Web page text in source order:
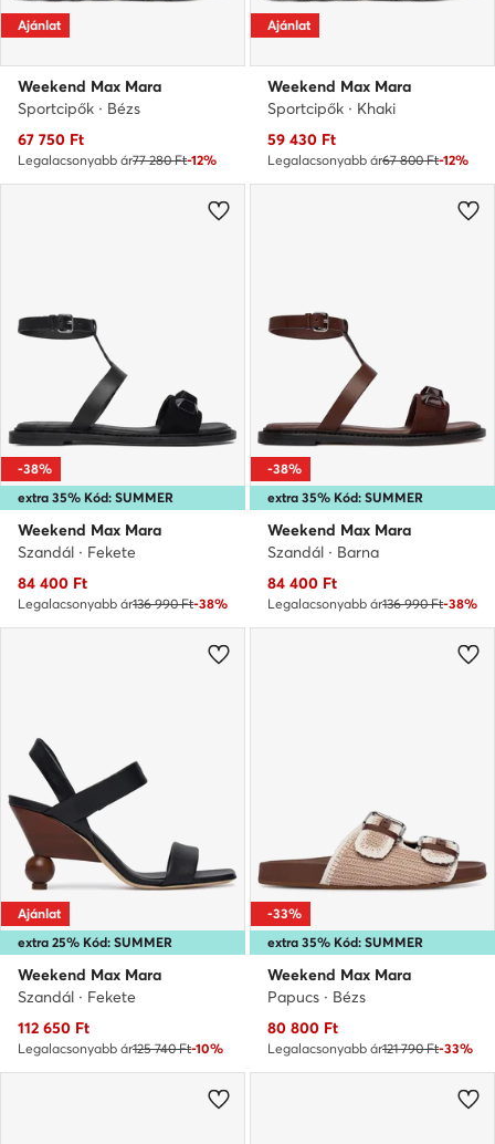
Ajánlat
Weekend Max Mara
Sportcipők · Bézs
Aktuális ár
67 750 Ft
Legalacsonyabb ár77 280 Ft-12%
Ajánlat
Weekend Max Mara
Sportcipők · Khaki
Aktuális ár
59 430 Ft
Legalacsonyabb ár67 800 Ft-12%
extra 35% Kód: SUMMER
-38%
Weekend Max Mara
Szandál · Fekete
Aktuális ár
84 400 Ft
Legalacsonyabb ár136 990 Ft-38%
extra 35% Kód: SUMMER
-38%
Weekend Max Mara
Szandál · Barna
Aktuális ár
84 400 Ft
Legalacsonyabb ár136 990 Ft-38%
extra 25% Kód: SUMMER
Ajánlat
Weekend Max Mara
Szandál · Fekete
Aktuális ár
112 650 Ft
Legalacsonyabb ár125 740 Ft-10%
extra 35% Kód: SUMMER
-33%
Weekend Max Mara
Papucs · Bézs
Aktuális ár
80 800 Ft
Legalacsonyabb ár121 790 Ft-33%